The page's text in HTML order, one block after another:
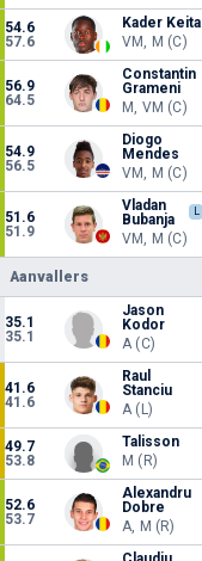
54.6
57.6
Kader Keita
VM, M (C)
56.9
64.5
Constantin
Grameni
M, VM (C)
54.9
56.5
Diogo
Mendes
VM, M (C)
51.6
51.9
Vladan
Bubanja
L
VM, M (C)
Aanvallers
35.1
35.1
Jason
Kodor
A (C)
41.6
41.6
Raul
Stanciu
A (L)
49.7
53.8
Talisson
M (R)
52.6
53.7
Alexandru
Dobre
A, M (R)